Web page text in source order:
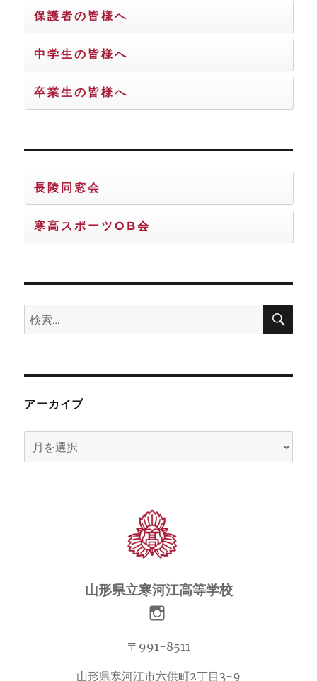
保護者の皆様へ
中学生の皆様へ
卒業生の皆様へ
長陵同窓会
寒高スポーツOB会
検
索:
検
アーカイブ
ー
山形県立寒河江高等学校
〒991-8511
山形県寒河江市六供町2丁目3-9